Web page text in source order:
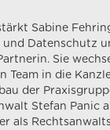
Sabine
und Datenschutz
Sie
Team in die
der
Stefan Panic
als